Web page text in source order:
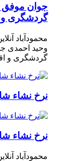
جوان موفق
گردشگری و
محمودآباد
وحید احمدی
گردشگری و
نرخ نشاء
نرخ نشاء
محمودآباد